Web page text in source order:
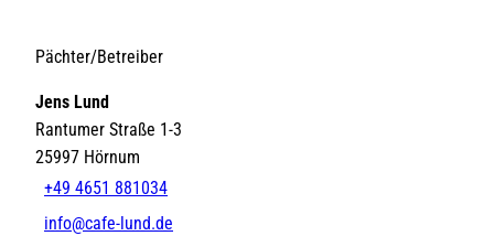
Pächter/Betreiber
Jens Lund
Rantumer Straße 1-3
25997 Hörnum
+49 4651 881034
info@cafe-lund.de